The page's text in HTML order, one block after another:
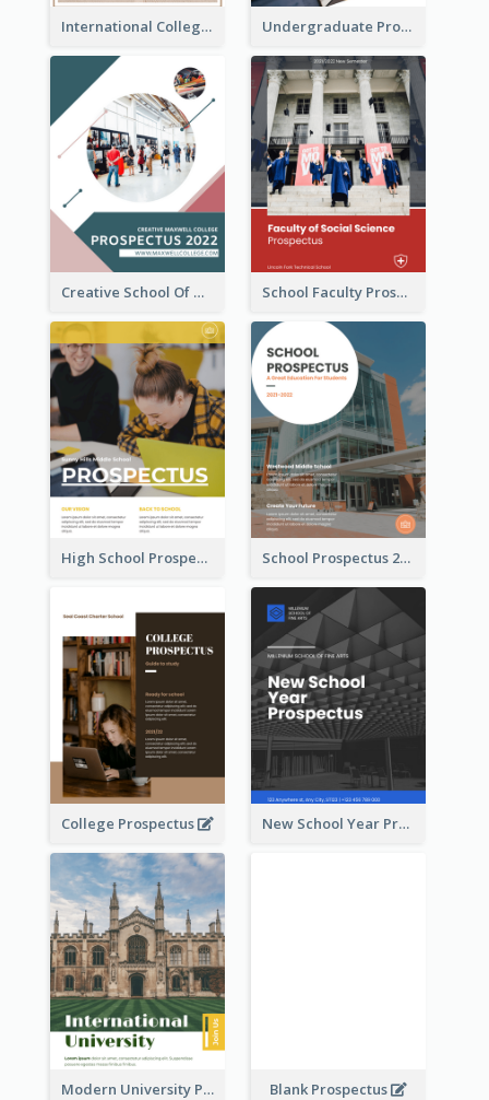
International College Prospectus Undergraduate Prospectus
Creative School Of Media Prospectus School Faculty Prospectus
High School Prospectus School Prospectus 2022
College Prospectus New School Year Prospectus
Modern University Prospectus Blank Prospectus